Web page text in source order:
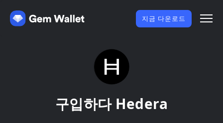
지금 다운로드
구입하다 Hedera